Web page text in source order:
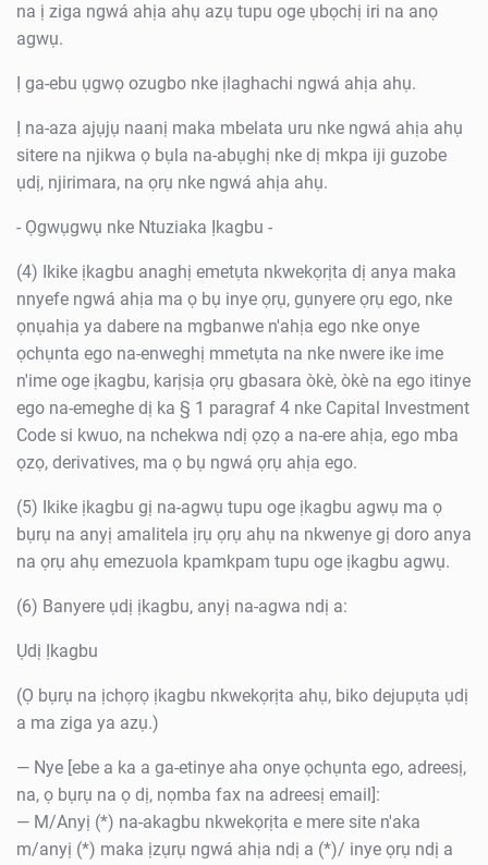
na ị ziga ngwá ahịa ahụ azụ tupu oge ụbọchị iri na anọ
agwụ.
Ị ga-ebu ụgwọ ozugbo nke ịlaghachi ngwá ahịa ahụ.
Ị na-aza ajụjụ naanị maka mbelata uru nke ngwá ahịa ahụ
sitere na njikwa ọ bụla na-abụghị nke dị mkpa iji guzobe
ụdị, njirimara, na ọrụ nke ngwá ahịa ahụ.
- Ọgwụgwụ nke Ntuziaka Ịkagbu -
(4) Ikike ịkagbu anaghị emetụta nkwekọrịta dị anya maka
nnyefe ngwá ahịa ma ọ bụ inye ọrụ, gụnyere ọrụ ego, nke
ọnụahịa ya dabere na mgbanwe n'ahịa ego nke onye
ọchụnta ego na-enweghị mmetụta na nke nwere ike ime
n'ime oge ịkagbu, karịsịa ọrụ gbasara òkè, òkè na ego itinye
ego na-emeghe dị ka § 1 paragraf 4 nke Capital Investment
Code si kwuo, na nchekwa ndị ọzọ a na-ere ahịa, ego mba
ọzọ, derivatives, ma ọ bụ ngwá ọrụ ahịa ego.
(5) Ikike ịkagbu gị na-agwụ tupu oge ịkagbu agwụ ma ọ
bụrụ na anyị amalitela ịrụ ọrụ ahụ na nkwenye gị doro anya
na ọrụ ahụ emezuola kpamkpam tupu oge ịkagbu agwụ.
(6) Banyere ụdị ịkagbu, anyị na-agwa ndị a:
Ụdị Ịkagbu
(Ọ bụrụ na ịchọrọ ịkagbu nkwekọrịta ahụ, biko dejupụta ụdị
a ma ziga ya azụ.)
— Nye [ebe a ka a ga-etinye aha onye ọchụnta ego, adreesị,
na, ọ bụrụ na ọ dị, nọmba fax na adreesị email]:
— M/Anyị (*) na-akagbu nkwekọrịta e mere site n'aka
m/anyị (*) maka ịzụrụ ngwá ahịa ndị a (*)/ inye ọrụ ndị a